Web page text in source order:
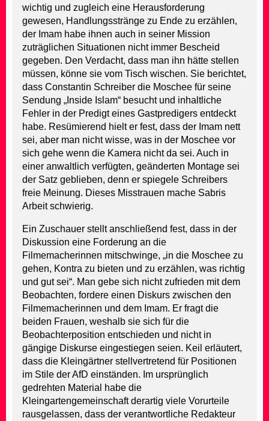
wichtig und zugleich eine Herausforderung
gewesen, Handlungsstränge zu Ende zu erzählen,
der Imam habe ihnen auch in seiner Mission
zuträglichen Situationen nicht immer Bescheid
gegeben. Den Verdacht, dass man ihn hätte stellen
müssen, könne sie vom Tisch wischen. Sie berichtet,
dass Constantin Schreiber die Moschee für seine
Sendung „Inside Islam“ besucht und inhaltliche
Fehler in der Predigt eines Gastpredigers entdeckt
habe. Resümierend hielt er fest, dass der Imam nett
sei, aber man nicht wisse, was in der Moschee vor
sich gehe wenn die Kamera nicht da sei. Auch in
einer anwaltlich verfügten, geänderten Montage sei
der Satz geblieben, denn er spiegele Schreibers
freie Meinung. Dieses Misstrauen mache Sabris
Arbeit schwierig.
Ein Zuschauer stellt anschließend fest, dass in der
Diskussion eine Forderung an die
Filmemacherinnen mitschwinge, „in die Moschee zu
gehen, Kontra zu bieten und zu erzählen, was richtig
und gut sei“. Man gebe sich nicht zufrieden mit dem
Beobachten, fordere einen Diskurs zwischen den
Filmemacherinnen und dem Imam. Er fragt die
beiden Frauen, weshalb sie sich für die
Beobachterposition entschieden und nicht in
gängige Diskurse eingestiegen seien. Keil erläutert,
dass die Kleingärtner stellvertretend für Positionen
im Stile der AfD einständen. Im ursprünglich
gedrehten Material habe die
Kleingartengemeinschaft derartig viele Vorurteile
rausgelassen, dass der verantwortliche Redakteur